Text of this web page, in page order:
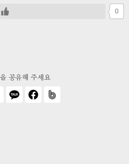
0
공유해 주세요